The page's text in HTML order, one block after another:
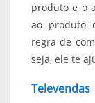
produto e o
ao produto
regra de
seja, ele te
Televendas